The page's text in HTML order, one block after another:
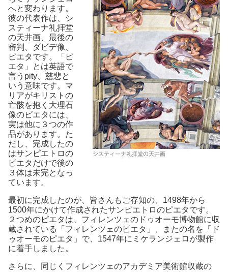
へと変わります。
彼の代表作は、シ
スティーナ礼拝堂
の天井画、最後の
審判、ダビデ像、
ピエタです。「ピ
エタ」とは英語で
言うpity、慈悲と
いう意味です。マ
リアがキリストの
亡骸を抱く大理石
像のピエタには、
実は他に３つの作
品があります。た
だし、完成したの
はサンピエトロの
ピエタだけで後の
３体は未完となっ
ています。
最初に完成したのが、皆さんもご存知の、1498年から
1500年にかけて作成されたサンピエトロのピエタです。
２つめのピエタは、フィレンツェのドゥオーモ博物館に収
蔵されている「フィレンツェのピエタ」、またの名を「ド
ゥオーモのピエタ」で、1547年にミケランジェロが製作
に着手しました。
さらに、同じくフィレンツェのアカデミア美術館収蔵の